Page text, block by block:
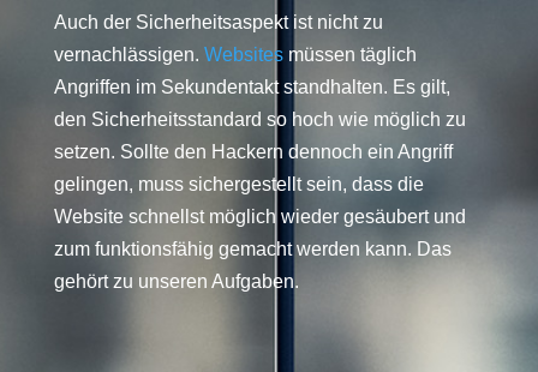
Auch der Sicherheitsaspekt ist nicht zu
vernachlässigen. Websitesmüssen täglich
Angriffen im Sekundentakt standhalten. Es gilt,
den Sicherheitsstandard so hoch wie möglich zu
setzen. Sollte den Hackern dennoch ein Angriff
gelingen, muss sichergestellt sein, dass die
Website schnellst möglich wieder gesäubert und
zum funktionsfähig gemacht werden kann. Das
gehört zu unseren Aufgaben.